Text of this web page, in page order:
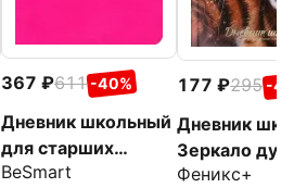
367 611 -40%
Дневник школьный
для старших
классов Block, 48
BeSmart
177 295 -
Дневник
Зеркало
Феникс+